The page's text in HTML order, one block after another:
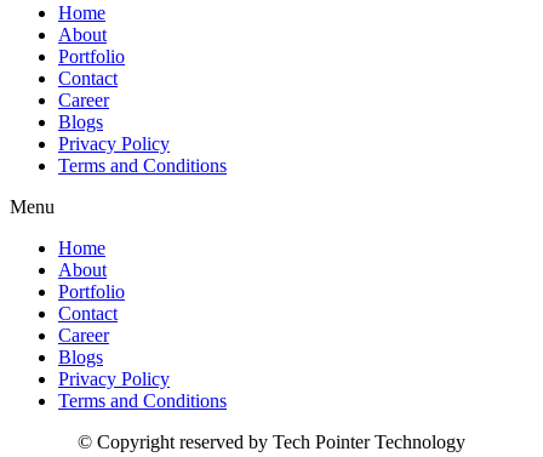
Home
About
Portfolio
Contact
Career
Blogs
Privacy Policy
Terms and Conditions
Menu
Home
About
Portfolio
Contact
Career
Blogs
Privacy Policy
Terms and Conditions
© Copyright reserved by Tech Pointer Technology